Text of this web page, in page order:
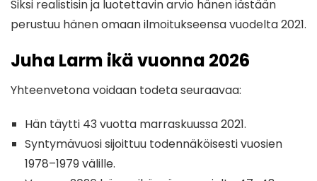
Siksi realistisin ja luotettavin arvio hänen iästään
perustuu hänen omaan ilmoitukseensa vuodelta 2021.
Juha Larm ikä vuonna 2026
Yhteenvetona voidaan todeta seuraavaa:
Hän täytti 43 vuotta marraskuussa 2021.
Syntymävuosi sijoittuu todennäköisesti vuosien
1978–1979 välille.